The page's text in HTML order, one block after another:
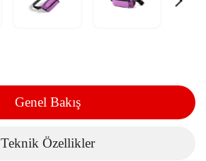
Genel Bakış
Teknik Özellikler